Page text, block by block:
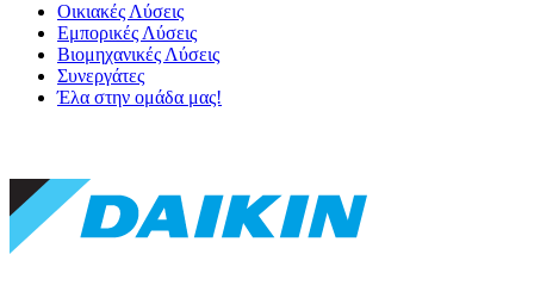
Οικιακές Λύσεις
Εμπορικές Λύσεις
Βιομηχανικές Λύσεις
Συνεργάτες
Έλα στην ομάδα μας!